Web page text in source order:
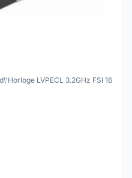
LVPECL 3.2GHz FSI 16